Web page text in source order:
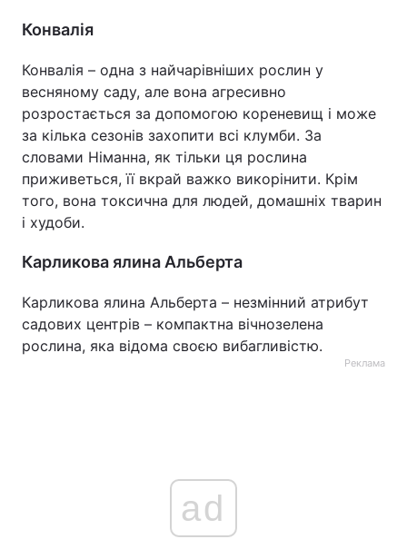
Конвалія
Конвалія – одна з найчарівніших рослин у
весняному саду, але вона агресивно
розростається за допомогою кореневищ і може
за кілька сезонів захопити всі клумби. За
словами Німанна, як тільки ця рослина
приживеться, її вкрай важко викорінити. Крім
того, вона токсична для людей, домашніх тварин
і худоби.
Карликова ялина Альберта
Карликова ялина Альберта – незмінний атрибут
садових центрів – компактна вічнозелена
рослина, яка відома своєю вибагливістю.
Реклама
ad